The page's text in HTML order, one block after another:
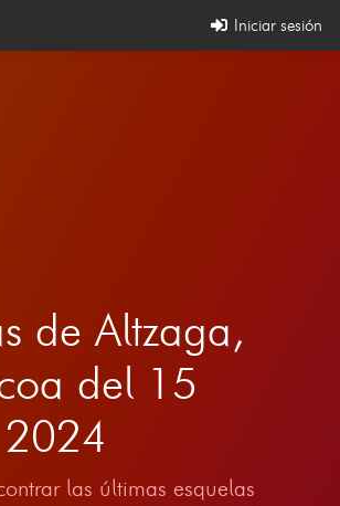
Iniciar sesión
de Altzaga,
del 15
las últimas esquelas